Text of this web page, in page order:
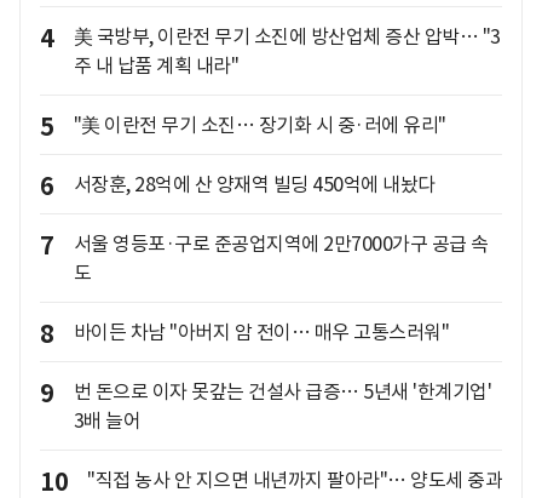
4
美 국방부, 이란전 무기 소진에 방산업체 증산 압박… "3
주 내 납품 계획 내라"
5 "美 이란전 무기 소진… 장기화 시 중·러에 유리"
6 서장훈, 28억에 산 양재역 빌딩 450억에 내놨다
7
서울 영등포·구로 준공업지역에 2만7000가구 공급 속
도
8 바이든 차남 "아버지 암 전이… 매우 고통스러워"
9
번 돈으로 이자 못갚는 건설사 급증… 5년새 '한계기업'
3배 늘어
10
"직접 농사 안 지으면 내년까지 팔아라"… 양도세 중과